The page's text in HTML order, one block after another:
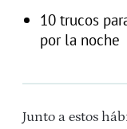
10 trucos
por la noche
Junto a estos